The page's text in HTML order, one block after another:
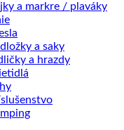
a markre / plaváky
a saky
a hrazdy